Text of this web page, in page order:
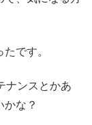
です。
ナンスとかあ
かな？